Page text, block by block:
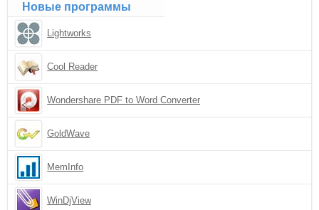
Новые программы
Lightworks
Cool Reader
Wondershare PDF to Word Converter
GoldWave
MemInfo
WinDjView